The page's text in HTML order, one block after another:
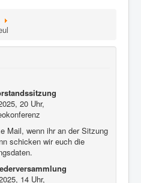
20 Uhr,
Mail, wenn ihr an der Sitzung
schicken wir euch die
14 Uhr,